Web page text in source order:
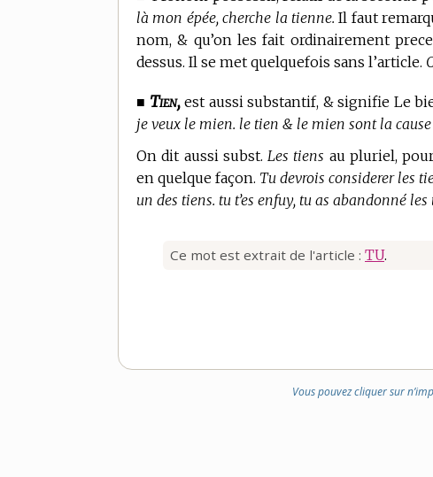
là mon épée, cherche la tienne. Il faut
nom, & qu’on les fait ordinairement
dessus. Il se met quelquefois sans l’article.
■ Tien,est aussi substantif, & signifie Le
je veux le mien. le tien & le mien sont la cause
On dit aussi subst. Les tiens au pluriel,
en quelque façon. Tu devrois considerer les
un des tiens. tu t’es enfuy, tu as abandonné les
Ce mot est extrait de l'article : TU.
Vous pouvez cliquer sur